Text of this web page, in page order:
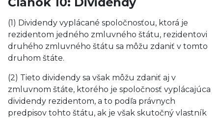
(1) Dividendy vyplácané spoločnosťou, ktorá je
rezidentom jedného zmluvného štátu, rezidentovi
druhého zmluvného štátu sa môžu zdaniť v tomto
druhom štáte.
(2) Tieto dividendy sa však môžu zdaniť aj v
zmluvnom štáte, ktorého je spoločnosť vyplácajúca
dividendy rezidentom, a to podľa právnych
predpisov tohto štátu, ak je však skutočný vlastník